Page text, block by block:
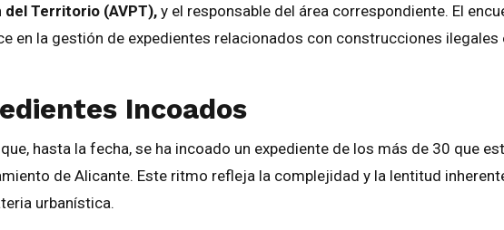
Territorio (AVPT), y el responsable del área correspondiente. El
en la gestión de expedientes relacionados con construcciones ilegales
Incoados
hasta la fecha, se ha incoado un expediente de los más de 30 que
de Alicante. Este ritmo refleja la complejidad y la lentitud
urbanística.